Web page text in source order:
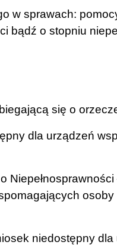
w sprawach:
bądź o stopniu
się o
dla urządzeń
osoby
niedostępny